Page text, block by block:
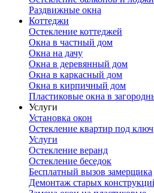
Раздвижные окна
Коттеджи
Остекление коттеджей
Окна в частный дом
Окна на дачу
Окна в деревянный дом
Окна в каркасный дом
Окна в кирпичный дом
Пластиковые окна в
Услуги
Установка окон
Остекление квартир под ключ
Услуги
Остекление веранд
Остекление беседок
Бесплатный вызов замерщика
Демонтаж старых